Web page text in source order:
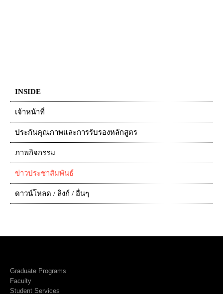
INSIDE
เจ้าหน้าที่
ประกันคุณภาพและการรับรองหลักสูตร
ภาพกิจกรรม
ข่าวประชาสัมพันธ์
ดาวน์โหลด / ลิงก์ / อื่นๆ
Graduate Programs
Faculty
Student Services